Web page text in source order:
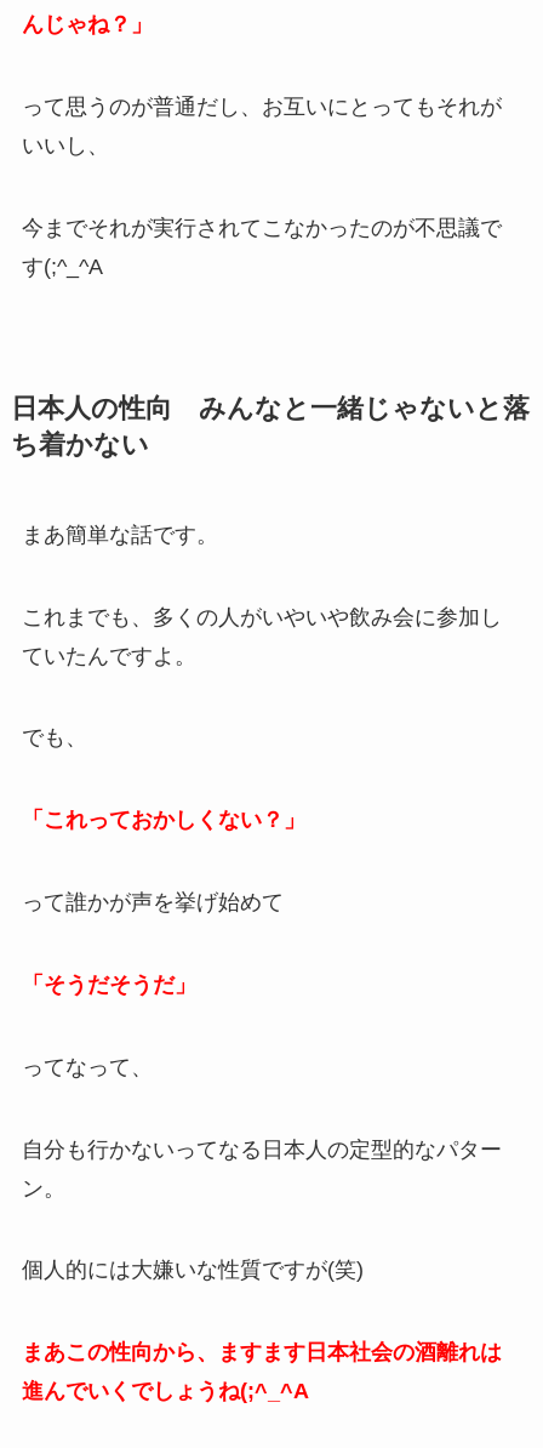
んじゃね？」
って思うのが普通だし、お互いにとってもそれが
いいし、
今までそれが実行されてこなかったのが不思議で
す(;^_^A
日本人の性向 みんなと一緒じゃないと落
ち着かない
まあ簡単な話です。
これまでも、多くの人がいやいや飲み会に参加し
ていたんですよ。
でも、
「これっておかしくない？」
って誰かが声を挙げ始めて
「そうだそうだ」
ってなって、
自分も行かないってなる日本人の定型的なパター
ン。
個人的には大嫌いな性質ですが(笑)
まあこの性向から、ますます日本社会の酒離れは
進んでいくでしょうね(;^_^A